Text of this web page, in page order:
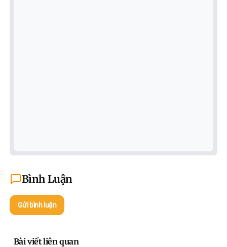
Bình Luận
Gửi bình luận
Bài viết liên quan